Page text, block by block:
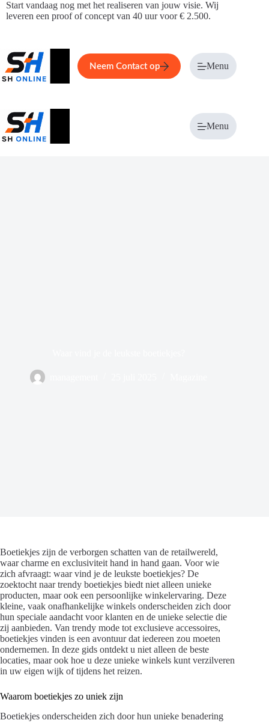
Ga
naar
Start vandaag nog met het realiseren van jouw visie. Wij
leveren een proof of concept van 40 uur voor € 2.500.
Home Service Over ons
Neem Contact op Menu
Menu
Boetiekjes zijn de verborgen schatten van de retailwereld,
waar charme en exclusiviteit hand in hand gaan. Voor wie
zich afvraagt: waar vind je de leukste boetiekjes? De
zoektocht naar trendy boetiekjes biedt niet alleen unieke
producten, maar ook een persoonlijke winkelervaring. Deze
kleine, vaak onafhankelijke winkels onderscheiden zich door
hun speciale aandacht voor klanten en de unieke selectie die
zij aanbieden. Van trendy mode tot exclusieve accessoires,
boetiekjes vinden is een avontuur dat iedereen zou moeten
ondernemen. In deze gids ontdekt u niet alleen de beste
locaties, maar ook hoe u deze unieke winkels kunt verzilveren
in uw eigen wijk of tijdens het reizen.
Waarom boetiekjes zo uniek zijn
Boetiekjes onderscheiden zich door hun unieke benadering